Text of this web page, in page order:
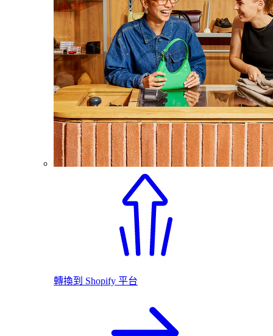
轉換到 Shopify 平台